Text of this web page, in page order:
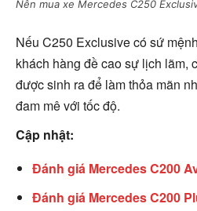
Nên mua xe Mercedes C250
Nếu C250 Exclusive có sứ
khách hàng đề cao sự lịch lãm,
được sinh ra để làm thỏa mãn
đam mê với tốc độ.
Cập nhật:
Đánh giá Mercedes C200
Đánh giá Mercedes C200